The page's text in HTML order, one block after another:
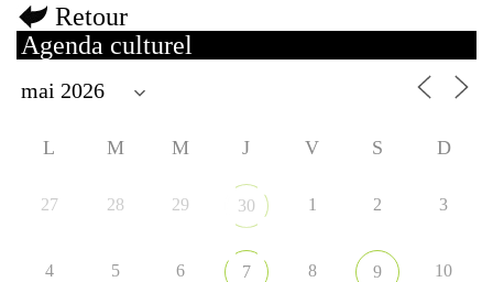
Retour
Agenda culturel
L M M J V S D
27 28 29 30 1 2 3
4 5 6 7 8 9 10